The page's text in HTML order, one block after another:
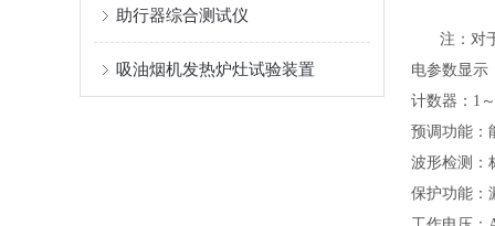
助行器综合测试仪
吸油烟机发热炉灶试验装置
注：对
电参数显示
计数器： 1
预调功能：
波形检测：
保护功能：